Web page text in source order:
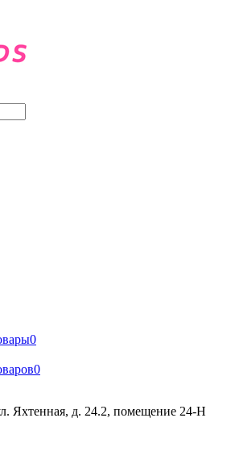
0
0
Яхтенная, д. 24.2, помещение 24-Н